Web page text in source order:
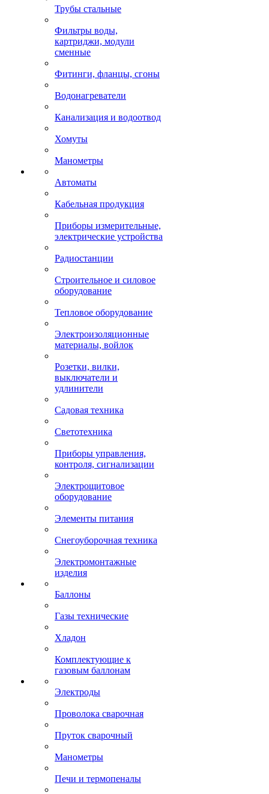
Трубы стальные
Фильтры воды,
картриджи, модули
сменные
Фитинги, фланцы, сгоны
Водонагреватели
Канализация и водоотвод
Хомуты
Манометры
Автоматы
Кабельная продукция
Приборы измерительные,
электрические устройства
Радиостанции
Строительное и силовое
оборудование
Тепловое оборудование
Электроизоляционные
материалы, войлок
Розетки, вилки,
выключатели и
удлинители
Садовая техника
Светотехника
Приборы управления,
контроля, сигнализации
Электрощитовое
оборудование
Элементы питания
Снегоуборочная техника
Электромонтажные
изделия
Баллоны
Газы технические
Хладон
Комплектующие к
газовым баллонам
Электроды
Проволока сварочная
Пруток сварочный
Манометры
Печи и термопеналы